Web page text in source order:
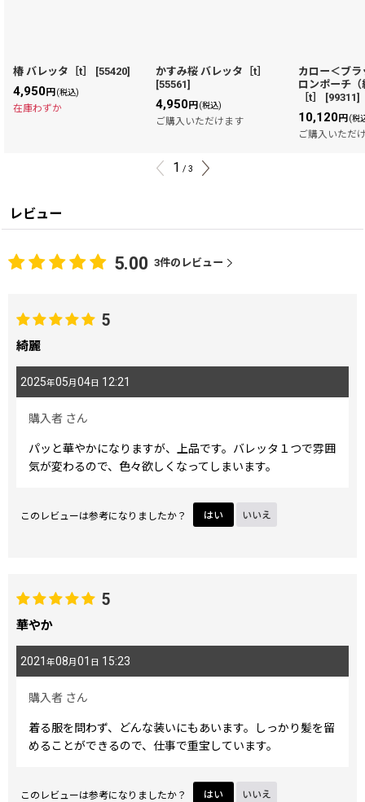
椿 バレッタ［t］ [55420]
4,950円(税込)
在庫わずか
かすみ桜 バレッタ［t］
[55561]
4,950円(税込)
ご購入いただけます
カロー＜ブ
ロンポーチ（
［t］
[99311]
10,120円(税
ご購入いただ
1 / 3
レビュー
5.00 3件のレビュー
5
綺麗
2025年05月04日 12:21
購入者 さん
パッと華やかになりますが、上品です。バレッタ１つで雰囲
気が変わるので、色々欲しくなってしまいます。
このレビューは参考になりましたか？ はい いいえ
5
華やか
2021 年08月01 日 15:23
購入者 さん
着る服を問わず、どんな装いにもあいます。しっかり髪を留
めることができるので、仕事で重宝しています。
このレビューは参考になりましたか？ はい いいえ